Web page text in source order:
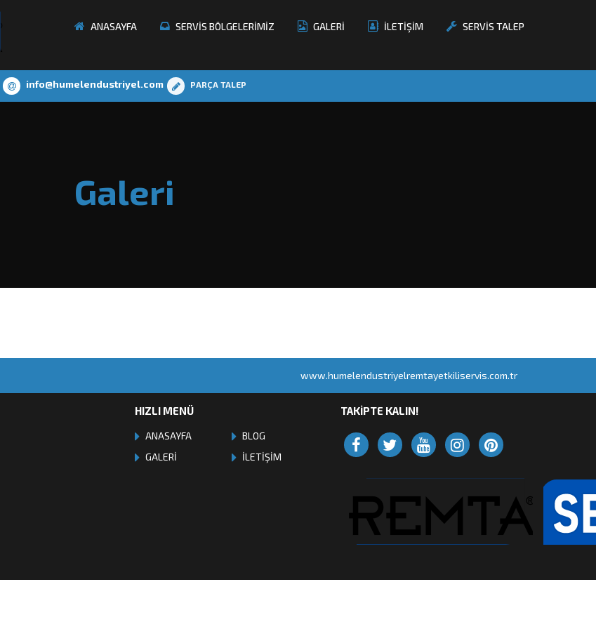
ANASAYFA SERVİS BÖLGELERİMİZ GALERİ İLETİŞİM SERVİS TALEP
info@humelendustriyel.com PARÇA TALEP
Galeri
www.humelendustriyelremtayetkiliservis.com.tr
HIZLI MENÜ
ANASAYFA
GALERİ
BLOG
İLETİŞİM
TAKİPTE KALIN!